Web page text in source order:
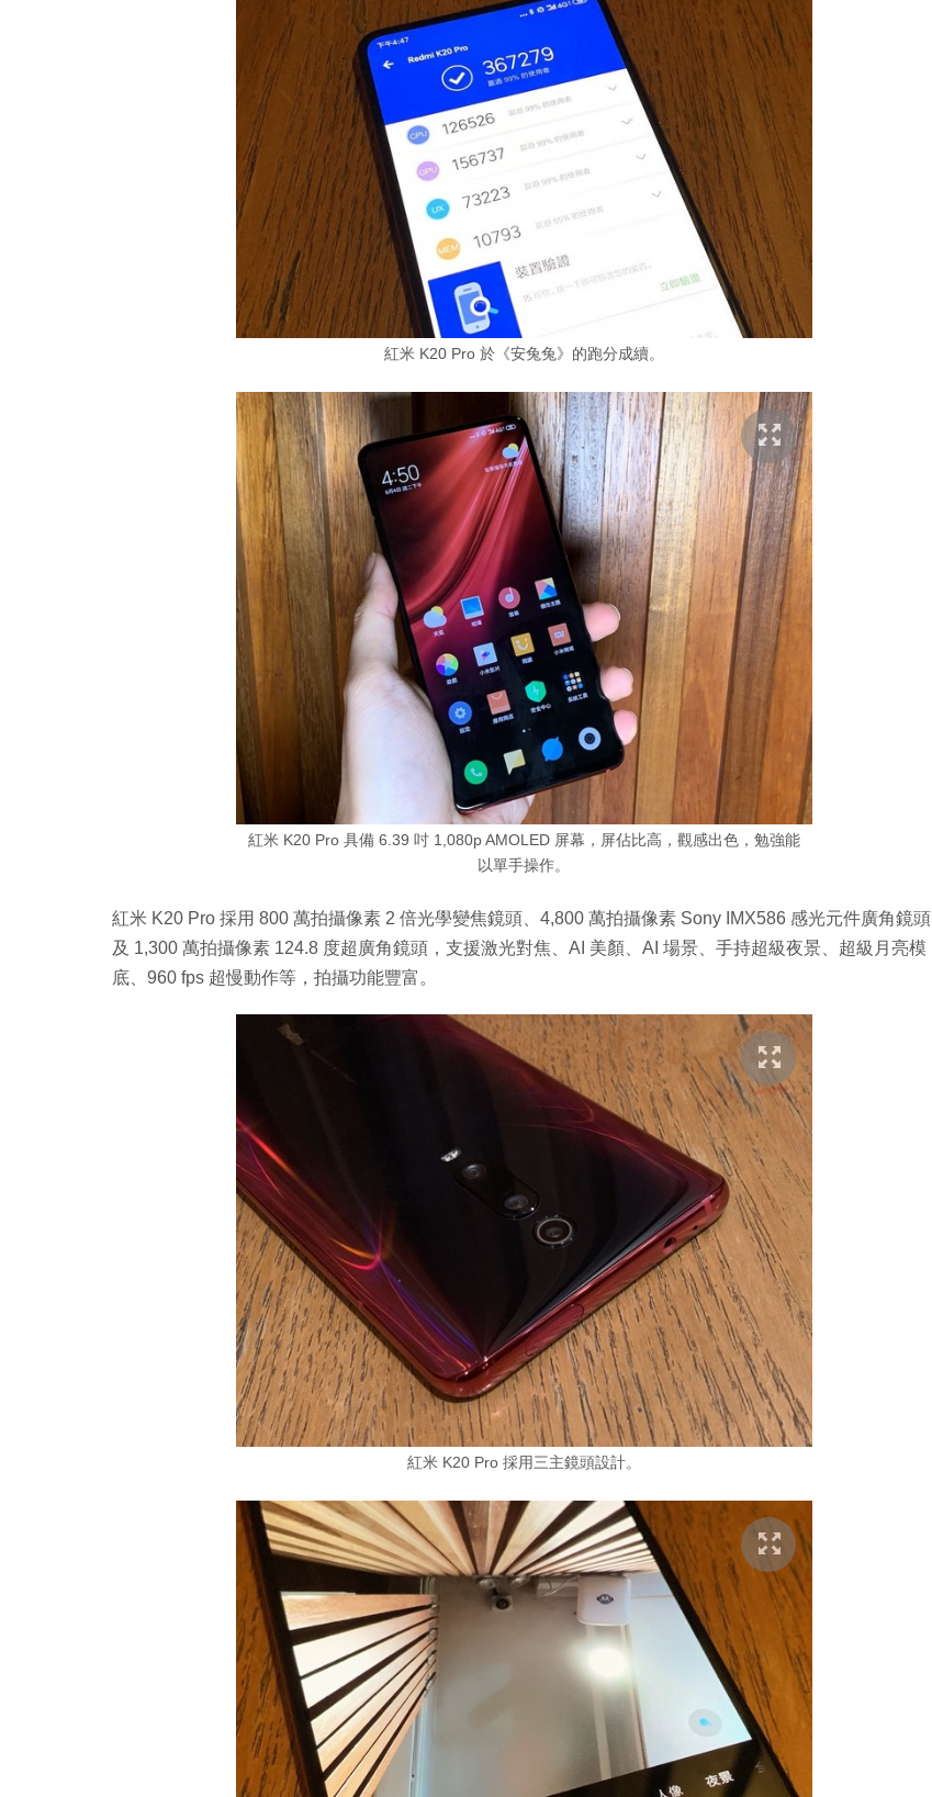
紅米 K20 Pro 於《安兔兔》的跑分成續。
紅米 K20 Pro 具備 6.39 吋 1,080p AMOLED 屏幕，屏佔比高，觀感出色，勉強能
以單手操作。
紅米 K20 Pro 採用 800 萬拍攝像素 2 倍光學變焦鏡頭、4,800 萬拍攝像素 Sony IMX586 感光元件廣角鏡頭
及 1,300 萬拍攝像素 124.8 度超廣角鏡頭，支援激光對焦、AI 美顏、AI 場景、手持超級夜景、超級月亮模
底、960 fps 超慢動作等，拍攝功能豐富。
紅米 K20 Pro 採用三主鏡頭設計。